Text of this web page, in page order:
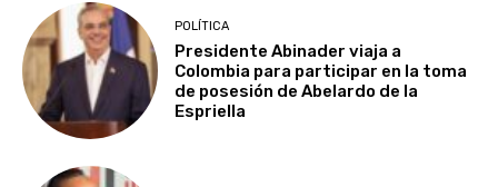
POLÍTICA
Presidente Abinader viaja a
Colombia para participar en la toma
de posesión de Abelardo de la
Espriella